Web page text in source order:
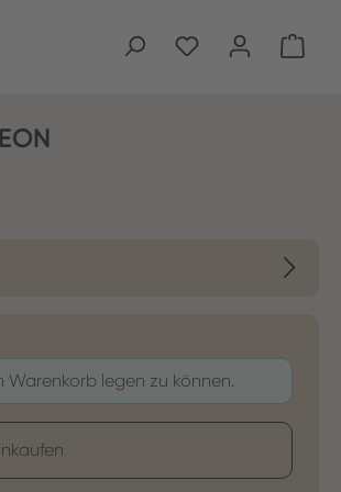
legen zu können.